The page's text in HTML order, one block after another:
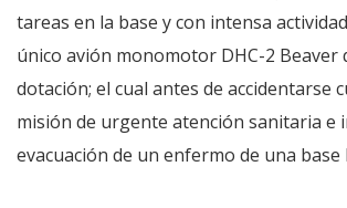
tareas en la base y con intensa
único avión monomotor DHC-2 Beaver
dotación; el cual antes de accidentarse
misión de urgente atención sanitaria e
evacuación de un enfermo de una base